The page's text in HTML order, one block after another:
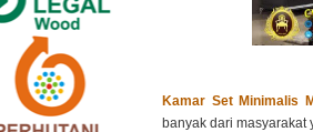
Kamar Set Minimalis
banyak dari